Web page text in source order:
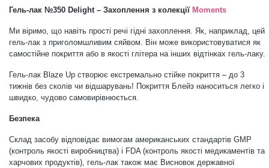
Дезінфекція та стерилізація
Декор для нігтів
Трикутники (каміфубукі)
Наклейки гнучкі лінії
Наліпки гнучкі лінії
Втирки
Навчання
Гель-лак №350 Delight – Захоплення з колекції Moments
Ми віримо, що навіть прості речі гідні захоплення. Як, наприклад, цей
гель-лак з приголомшливим сяйвом. Він може використовуватися як
самостійне покриття або в якості глітера на інших відтінках гель-лаку.
Гель-лак Blaze Up створює екстремально стійке покриття – до 3
тижнів без сколів чи відшарувань! Покриття Блейз наноситься легко і
швидко, чудово самовирівнюється.
Безпека
Склад засобу відповідає вимогам американських стандартів GMP
(контроль якості виробництва) і FDA (контроль якості медикаментів та
харчових продуктів), гель-лак також має Висновок державної